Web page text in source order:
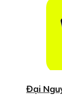
Đại